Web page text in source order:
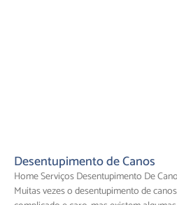
Desentupimento de Canos
Home Serviços Desentupimento De
Muitas vezes o desentupimento de